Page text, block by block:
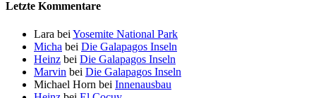
Letzte Kommentare
Lara bei Yosemite National Park
Micha bei Die Galapagos Inseln
Heinz bei Die Galapagos Inseln
Marvin bei Die Galapagos Inseln
Michael Horn bei Innenausbau